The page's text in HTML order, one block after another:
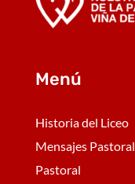
Menú
Historia del Liceo
Mensajes Pastoral
Pastoral